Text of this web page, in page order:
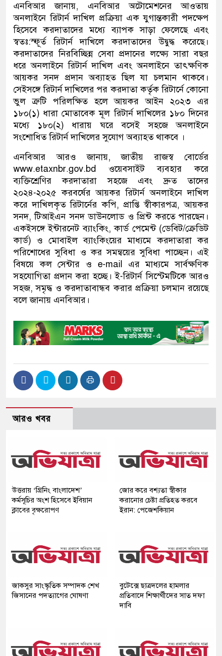
এনবিআর জানায়, এনবিআর অটোমেশনের আওতায়
অনলাইনে রিটার্ন দাখিল প্রক্রিয়া এক যুগান্তকারী পদক্ষেপ
হিসেবে করদাতাদের মধ্যে ব্যাপক সাড়া ফেলেছে এবং
স্বতঃ:স্ফূর্ত রিটার্ন দাখিলে করদাতাদের উদ্বুদ্ধ করেছে।
করদাতাদের নিরবিচ্ছিন্ন সেবা প্রদানের লক্ষ্যে সারা বছর
ধরে অনলাইনে রিটার্ন দাখিল এবং অনলাইনে তাৎক্ষণিক
আয়কর সনদ প্রদান অব্যাহত ছিল যা চলমান থাকবে।
সেইসঙ্গে রিটার্ন দাখিলের পর করদাতা কর্তৃক রিটার্নে কোনো
ভুল ত্রুটি পরিলক্ষিত হলে আয়কর আইন ২০২৩ এর
১৮০(১) ধারা মোতাবেক মূল রিটার্ন দাখিলের ১৮০ দিনের
মধ্যে ১৮০(২) ধারায় ঘরে বসেই সহজে অনলাইনে
সংশোধিত রিটার্ন দাখিলের সুযোগ অব্যাহত থাকবে ।
এনবিআর আরও জানায়, জাতীয় রাজস্ব বোর্ডের
www.etaxnbr.gov.bd ওয়েবসাইট ব্যবহার করে
ব্যক্তিশ্রেণির করদাতারা সহজে এবং দ্রুত তাদের
২০২৪-২০২৫ করবর্ষের আয়কর রিটার্ন অনলাইনে দাখিল
করে দাখিলকৃত রিটার্নের কপি, প্রাপ্তি স্বীকারপত্র, আয়কর
সনদ, টিআইএন সনদ ডাউনলোড ও প্রিন্ট করতে পারছেন।
একইসঙ্গে ইন্টারনেট ব্যাংকিং, কার্ড পেমেন্ট (ডেবিট/ক্রেডিট
কার্ড) ও মোবাইল ব্যাংকিংয়ের মাধ্যমে করদাতারা কর
পরিশোধের সুবিধা ও কর সমন্বয়ের সুবিধা পাচ্ছেন। এই
বিষয়ে কল সেন্টার ও e-mail এর মাধ্যমে সার্বক্ষণিক
সহযোগিতা প্রদান করা হচ্ছে। ই-রিটার্ন সিস্টেমটিকে আরও
সহজ, সমৃদ্ধ ও করদাতাবান্ধব করার প্রক্রিয়া চলমান রয়েছে
বলে জানায় এনবিআর।
আরও খবর
উত্তরায় ‘গ্রিনিং বাংলাদেশ’
কর্মসূচির অংশ হিসেবে ইবিয়ান
ক্লাবের বৃক্ষরোপণ
জোর করে বশ্যতা স্বীকার
করানোর চেষ্টা প্রতিহত করবে
ইরান: পেজেশকিয়ান
জাকসুর সাংস্কৃতিক সম্পাদক শেখ
জিসানের পদত্যাগের ঘোষণা
বুটেক্সে ছাত্রদলের হামলার
প্রতিবাদে শিক্ষার্থীদের সাত দফা
দাবি